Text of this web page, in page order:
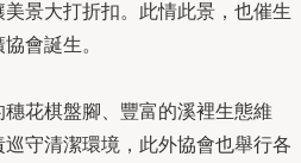
景大打折扣。此情此景，也催生
會誕生。
花棋盤腳、豐富的溪裡生態維
守清潔環境，此外協會也舉行各